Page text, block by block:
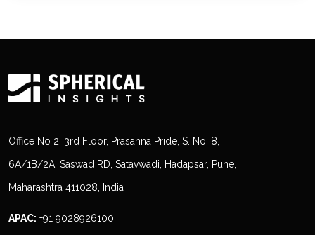
Office No 2, 3rd Floor, Prasanna Pride, S. No. 8,
6A/1B/2A, Saswad RD, Satavwadi, Hadapsar, Pune,
Maharashtra 411028, India
APAC: +91 9028926100